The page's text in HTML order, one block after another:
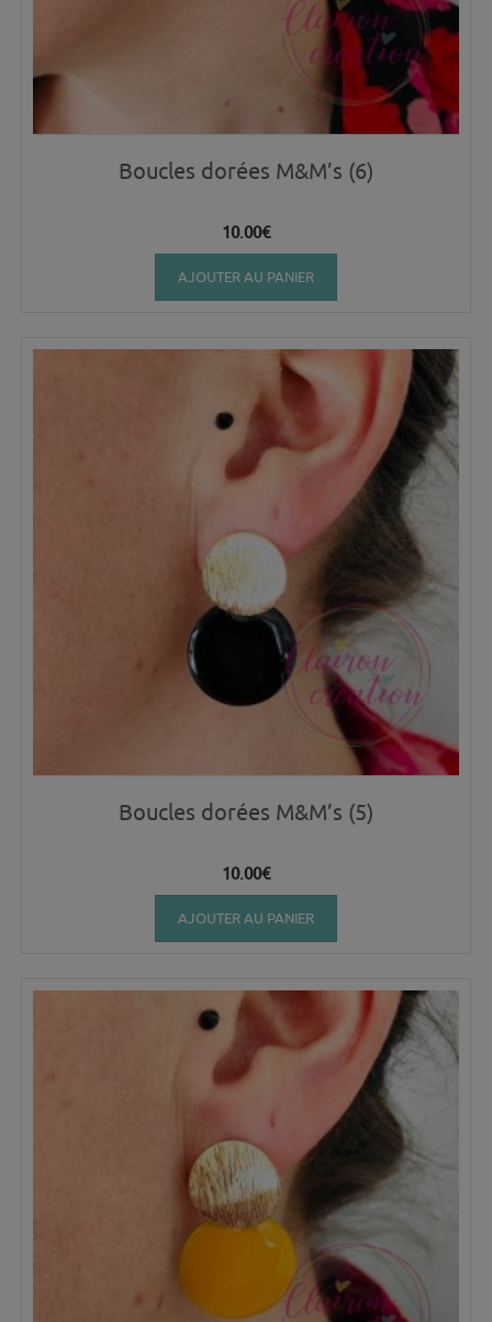
Boucles dorées M&M’s (6)
10.00€
AJOUTER AU PANIER
Boucles dorées M&M’s (5)
10.00€
AJOUTER AU PANIER